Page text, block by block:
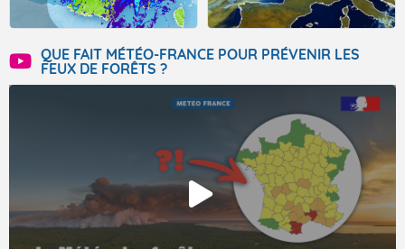
QUE FAIT MÉTÉO-FRANCE POUR PRÉVENIR LES
FEUX DE FORÊTS ?